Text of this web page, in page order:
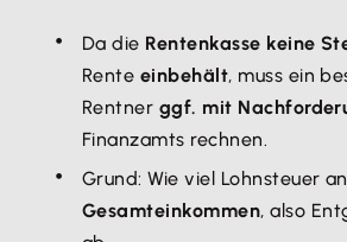
Da die Rentenkasse keine
Rente einbehält, muss ein
Rentner ggf. mit
Finanzamts rechnen.
Grund: Wie viel Lohnsteuer
Gesamteinkommen, also